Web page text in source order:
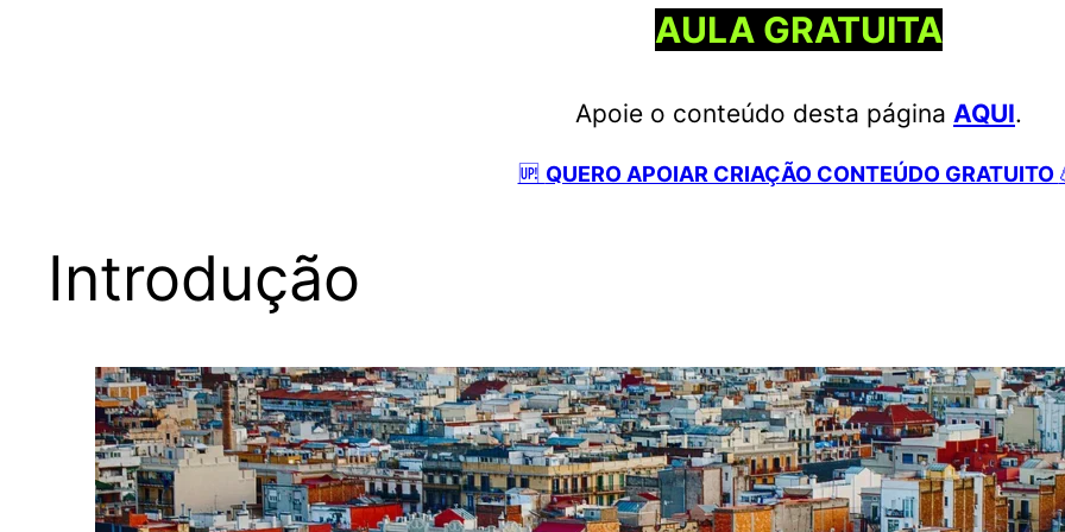
AULA GRATUITA
Apoie o conteúdo desta página AQUI.
🆙 QUERO APOIAR CRIAÇÃO CONTEÚDO GRATUITO
Introdução